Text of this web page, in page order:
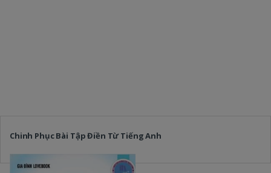
Chinh Phục Bài Tập Điền Từ Tiếng Anh